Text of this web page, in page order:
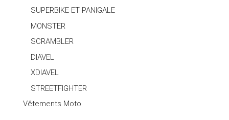
SUPERBIKE ET PANIGALE
MONSTER
SCRAMBLER
DIAVEL
XDIAVEL
STREETFIGHTER
Vêtements Moto